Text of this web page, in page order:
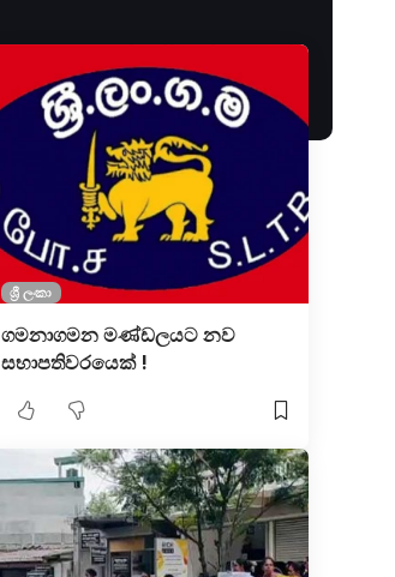
ශ්‍රී ලංකා
ගමනාගමන මණ්ඩලයට නව
සභාපතිවරයෙක් !